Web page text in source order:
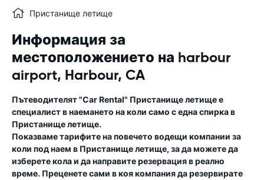
Пристанище летище
Информация за
местоположението на harbour
airport, Harbour, CA
Пътеводителят "Car Rental" Пристанище летищее
специалист в наемането на коли само с една спирка в
Пристанище летище.
Показваме тарифите на повечето водещи компании за
коли под наем в Пристанище летище, за да можете да
изберете кола и да направите резервация в реално
време. Преценете сами в коя компания да резервирате